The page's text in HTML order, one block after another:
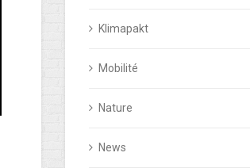
Klimapakt
Mobilité
Nature
News